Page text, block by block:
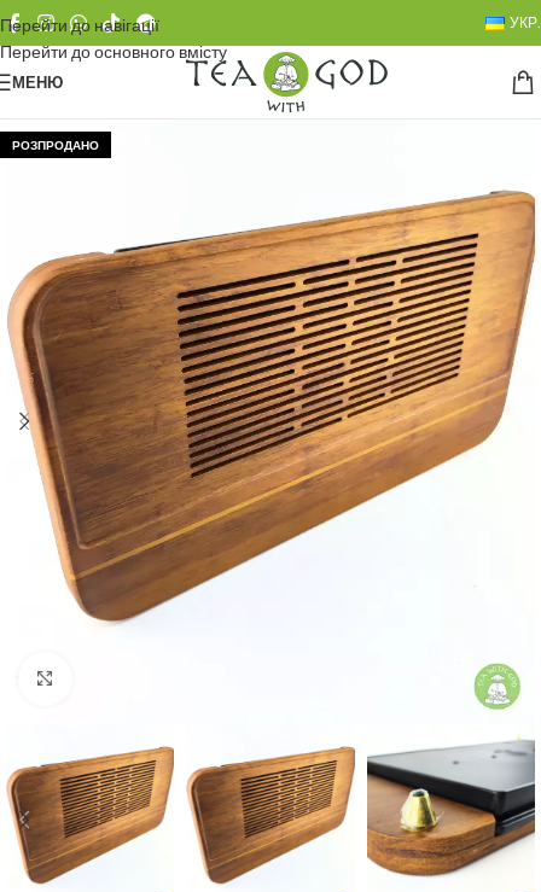
Перейти до навігації
Перейти до основного вмісту
УКР.
МЕНЮ
РОЗПРОДАНО